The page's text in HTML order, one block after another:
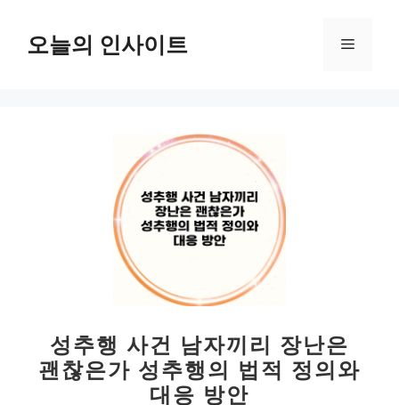
오늘의 인사이트 메
성추행 사건 남자끼리 장난은
괜찮은가 성추행의 법적 정의와
대응 방안